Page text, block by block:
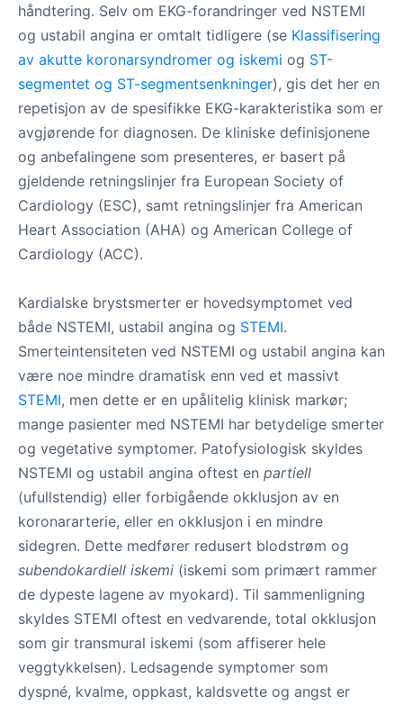
håndtering. Selv om EKG-forandringer ved NSTEMI
og ustabil angina er omtalt tidligere (se Klassifisering
av akutte koronarsyndromer og iskemi og ST-
segmentet og ST-segmentsenkninger), gis det her en
repetisjon av de spesifikke EKG-karakteristika som er
avgjørende for diagnosen. De kliniske definisjonene
og anbefalingene som presenteres, er basert på
gjeldende retningslinjer fra European Society of
Cardiology (ESC), samt retningslinjer fra American
Heart Association (AHA) og American College of
Cardiology (ACC).
Kardialske brystsmerter er hovedsymptomet ved
både NSTEMI, ustabil angina og STEMI.
Smerteintensiteten ved NSTEMI og ustabil angina kan
være noe mindre dramatisk enn ved et massivt
STEMI, men dette er en upålitelig klinisk markør;
mange pasienter med NSTEMI har betydelige smerter
og vegetative symptomer. Patofysiologisk skyldes
NSTEMI og ustabil angina oftest en partiell
(ufullstendig) eller forbigående okklusjon av en
koronararterie, eller en okklusjon i en mindre
sidegren. Dette medfører redusert blodstrøm og
subendokardiell iskemi (iskemi som primært rammer
de dypeste lagene av myokard). Til sammenligning
skyldes STEMI oftest en vedvarende, total okklusjon
som gir transmural iskemi (som affiserer hele
veggtykkelsen). Ledsagende symptomer som
dyspné, kvalme, oppkast, kaldsvette og angst er